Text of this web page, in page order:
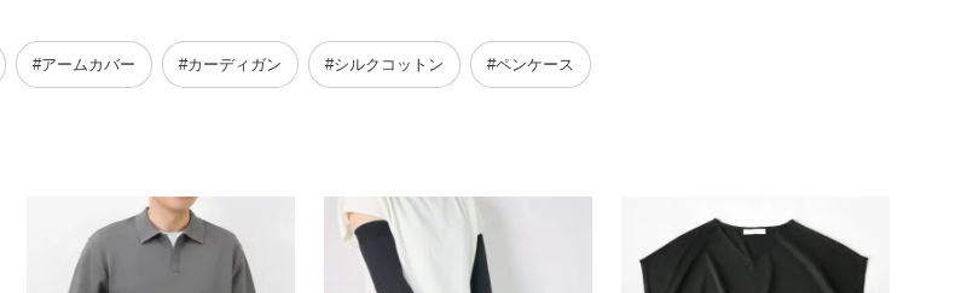
#アームカバー #カーディガン #シルクコットン #ペンケース